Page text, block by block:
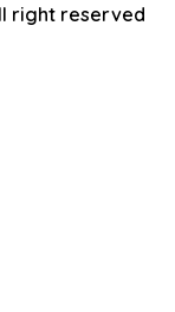
right reserved